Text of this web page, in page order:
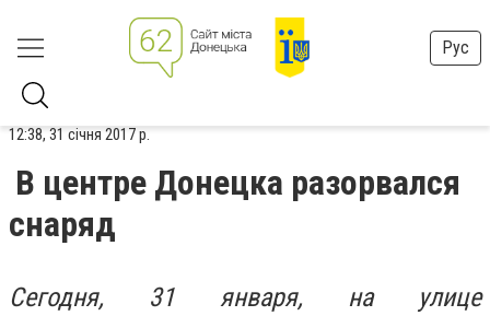
Рус
12:38, 31 січня 2017 р.
В центре Донецка разорвался
снаряд
Сегодня, 31 января, на улице